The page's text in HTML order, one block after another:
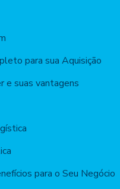
para sua Aquisição
e suas vantagens
para o Seu Negócio